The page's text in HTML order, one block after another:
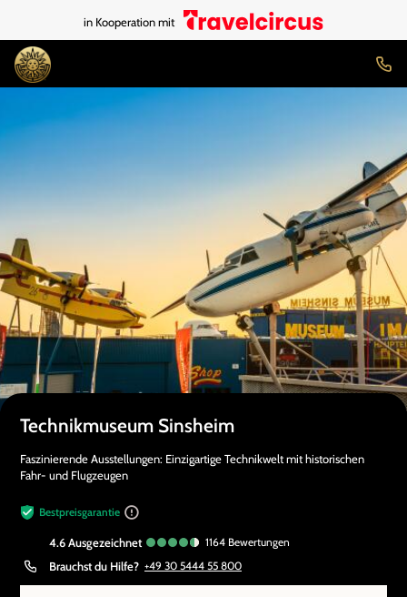
in Kooperation mit
Technikmuseum Sinsheim
Faszinierende Ausstellungen: Einzigartige Technikwelt mit historischen
Fahr- und Flugzeugen
Bestpreisgarantie
4.6 ausgezeichnet 1164 Bewertungen
Brauchst du Hilfe? +49 30 5444 55 800